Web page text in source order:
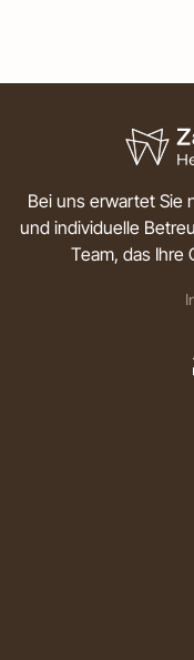
Bei uns erwartet Sie
und individuelle
Team, das Ihre